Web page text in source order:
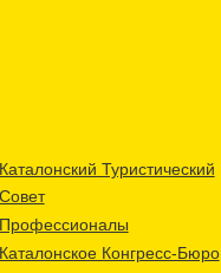
Каталонский Туристический
Совет
Профессионалы
Каталонское Конгресс-Бюро